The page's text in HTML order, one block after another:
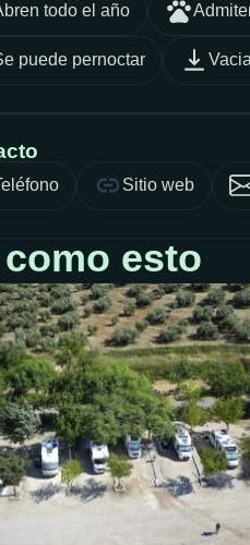
todo el año
puede pernoctar
Sitio web
esto